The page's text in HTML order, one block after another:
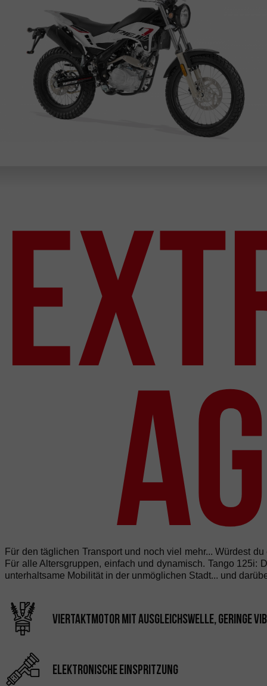
Für den täglichen Transport und noch viel mehr... Würdest
Für alle Altersgruppen, einfach und dynamisch. Tango 125i:
unterhaltsame Mobilität in der unmöglichen Stadt... und
Viertaktmotor mit Ausgleichswelle, geringe
elektronische Einspritzung